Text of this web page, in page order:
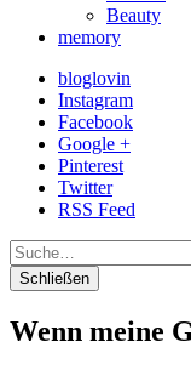
Beauty
memory
bloglovin
Instagram
Facebook
Google +
Pinterest
Twitter
RSS Feed
Suche
Schließen
Wenn meine